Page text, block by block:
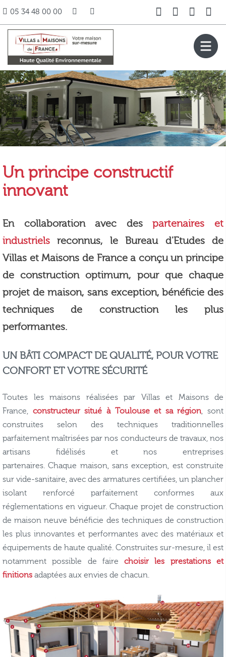
05 34 48 00 00
Un principe constructif
innovant
En collaboration avec despartenaires et
industriels reconnus, le Bureau d'Etudes de
Villas et Maisons de France a conçu un principe
de construction optimum, pour que chaque
projet de maison, sans exception, bénéficie des
techniques de construction les plus
performantes.
UN BÂTI COMPACT DE QUALITÉ, POUR VOTRE
CONFORT ET VOTRE SÉCURITÉ
Toutes les maisons réalisées par Villas et Maisons de
France, constructeur situé à Toulouse et sa région, sont
construites selon des techniques traditionnelles
parfaitement maîtrisées par nos conducteurs de travaux, nos
artisans fidélisés et nos entreprises
partenaires. Chaque maison, sans exception, est construite
sur vide-sanitaire, avec des armatures certifiées, un plancher
isolant renforcé parfaitement conformes aux
réglementations en vigueur. Chaque projet de construction
de maison neuve bénéficie des techniques de construction
les plus innovantes et performantes avec des matériaux et
équipements de haute qualité. Construites sur-mesure, il est
notamment possible de fairechoisir les prestations et
finitions adaptées aux envies de chacun.